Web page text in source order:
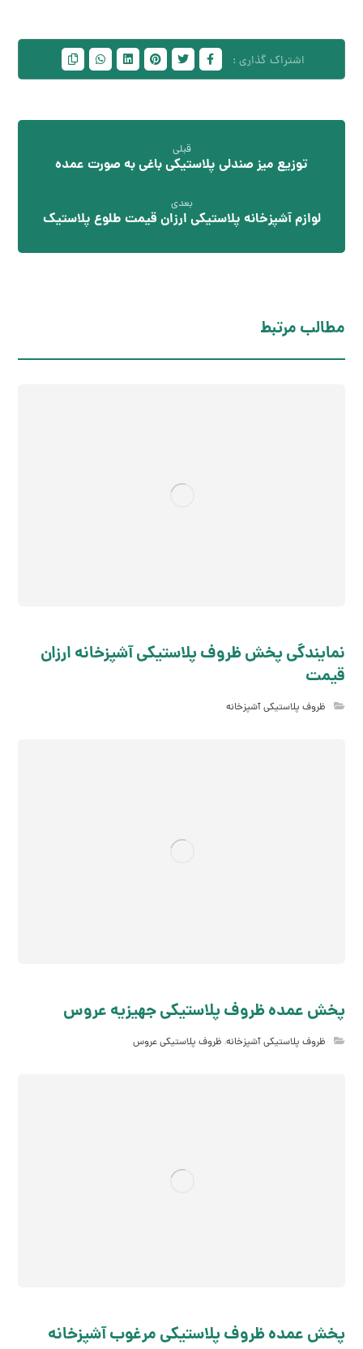
قبلی
توزیع میز صندلی پلاستیکی باغی به صورت عمده
بعدی
لوازم آشپزخانه پلاستیکی ارزان قیمت طلوع پلاستیک
مطالب مرتبط
نمایندگی پخش ظروف پلاستیکی آشپزخانه ارزان
قیمت
ظروف پلاستیکی آشپزخانه
پخش عمده ظروف پلاستیکی جهیزیه عروس
ظروف پلاستیکی آشپزخانه, ظروف پلاستیکی عروس
پخش عمده ظروف پلاستیکی مرغوب آشپزخانه